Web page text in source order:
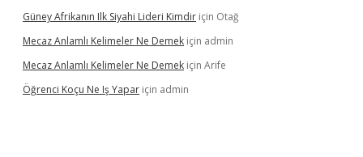
Güney Afrikanın Ilk Siyahi Lideri Kimdir için Otağ
Mecaz Anlamlı Kelimeler Ne Demek için admin
Mecaz Anlamlı Kelimeler Ne Demek için Arife
Öğrenci Koçu Ne Iş Yapar için admin